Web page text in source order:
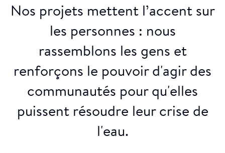
Nos projets mettent l’accent sur
les personnes : nous
rassemblons les gens et
renforçons le pouvoir d'agir des
communautés pour qu'elles
puissent résoudre leur crise de
l'eau.